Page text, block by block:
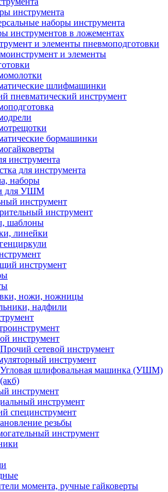
инструмента
наборы инструмента
инструментов в ложементах
и элементы пневмоподготовки
и элементы
шлифмашинки
пневматический инструмент
бормашинки
инструмента
для инструмента
наборы
для УШМ
инструмент
инструмент
шаблоны
линейки
инструмент
ножи, ножницы
надфили
инструмент
Прочий сетевой инструмент
инструмент
Угловая шлифовальная машинка (УШМ)
(акб)
инструмент
инструмент
специнструмент
резьбы
инструмент
момента, ручные гайковерты